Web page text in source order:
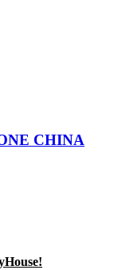
CHINA